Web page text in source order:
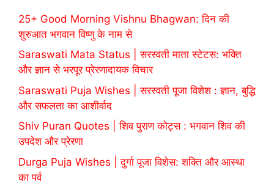
25+ Good Morning Vishnu Bhagwan: दिन की
शुरुआत भगवान विष्णु के नाम से
Saraswati Mata Status | सरस्वती माता स्टेटस: भक्ति
और ज्ञान से भरपूर प्रेरणादायक विचार
Saraswati Puja Wishes | सरस्वती पूजा विशेश : ज्ञान, बुद्धि
और सफलता का आशीर्वाद
Shiv Puran Quotes | शिव पुराण कोट्स : भगवान शिव की
उपदेश और प्रेरणा
Durga Puja Wishes | दुर्गा पूजा विशेस: शक्ति और आस्था
का पर्व